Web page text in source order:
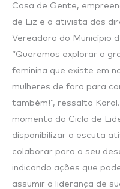
Casa de Gente,
de Liz e a ativista dos
Vereadora do Município
“Queremos explorar o
feminina que existe em
mulheres de fora para
também!”, ressalta
momento do Ciclo de
disponibilizar a escuta
colaborar para o seu
indicando ações que
assumir a liderança de